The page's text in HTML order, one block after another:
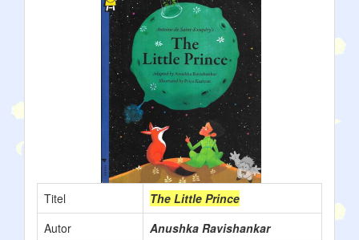
Titel
The Little Prince
Autor
Anushka Ravishankar